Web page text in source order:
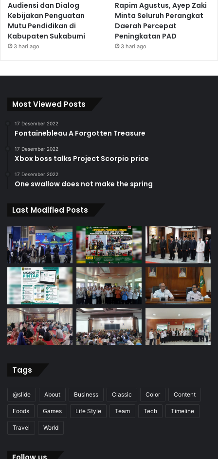
Audiensi dan Dialog
Kebijakan Penguatan
Mutu Pendidikan di
Kabupaten Sukabumi
3 hari ago
Rapim Agustus, Ayep Zaki
Minta Seluruh Perangkat
Daerah Percepat
Peningkatan PAD
3 hari ago
Most Viewed Posts
17 Desember 2022
Fontainebleau A Forgotten Treasure
17 Desember 2022
Xbox boss talks Project Scorpio price
17 Desember 2022
One swallow does not make the spring
Last Modified Posts
Tags
@slide About Business Classic Color Content
Foods Games Life Style Team Tech Timeline
Travel World